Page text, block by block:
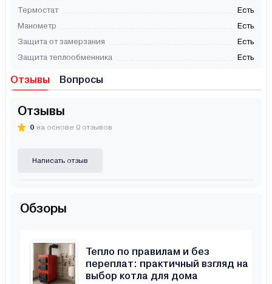
Термостат
Есть
Манометр
Есть
Защита от замерзания
Есть
Защита теплообменника
Есть
Отзывы Вопросы
Отзывы
0 на основе 0 отзывов
Написать отзыв
Обзоры
Тепло по правилам и без
переплат: практичный взгляд на
выбор котла для дома